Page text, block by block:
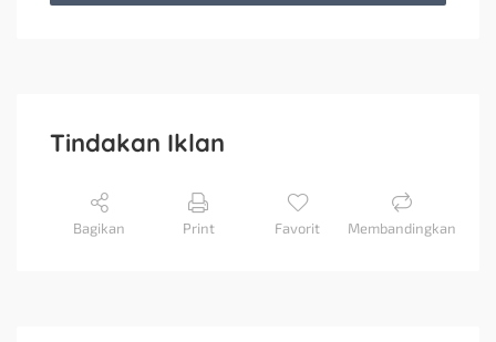
Tindakan Iklan
Bagikan Print Favorit Membandingkan